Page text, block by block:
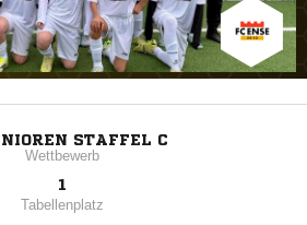
STAFFEL C
Wettbewerb
1
Tabellenplatz